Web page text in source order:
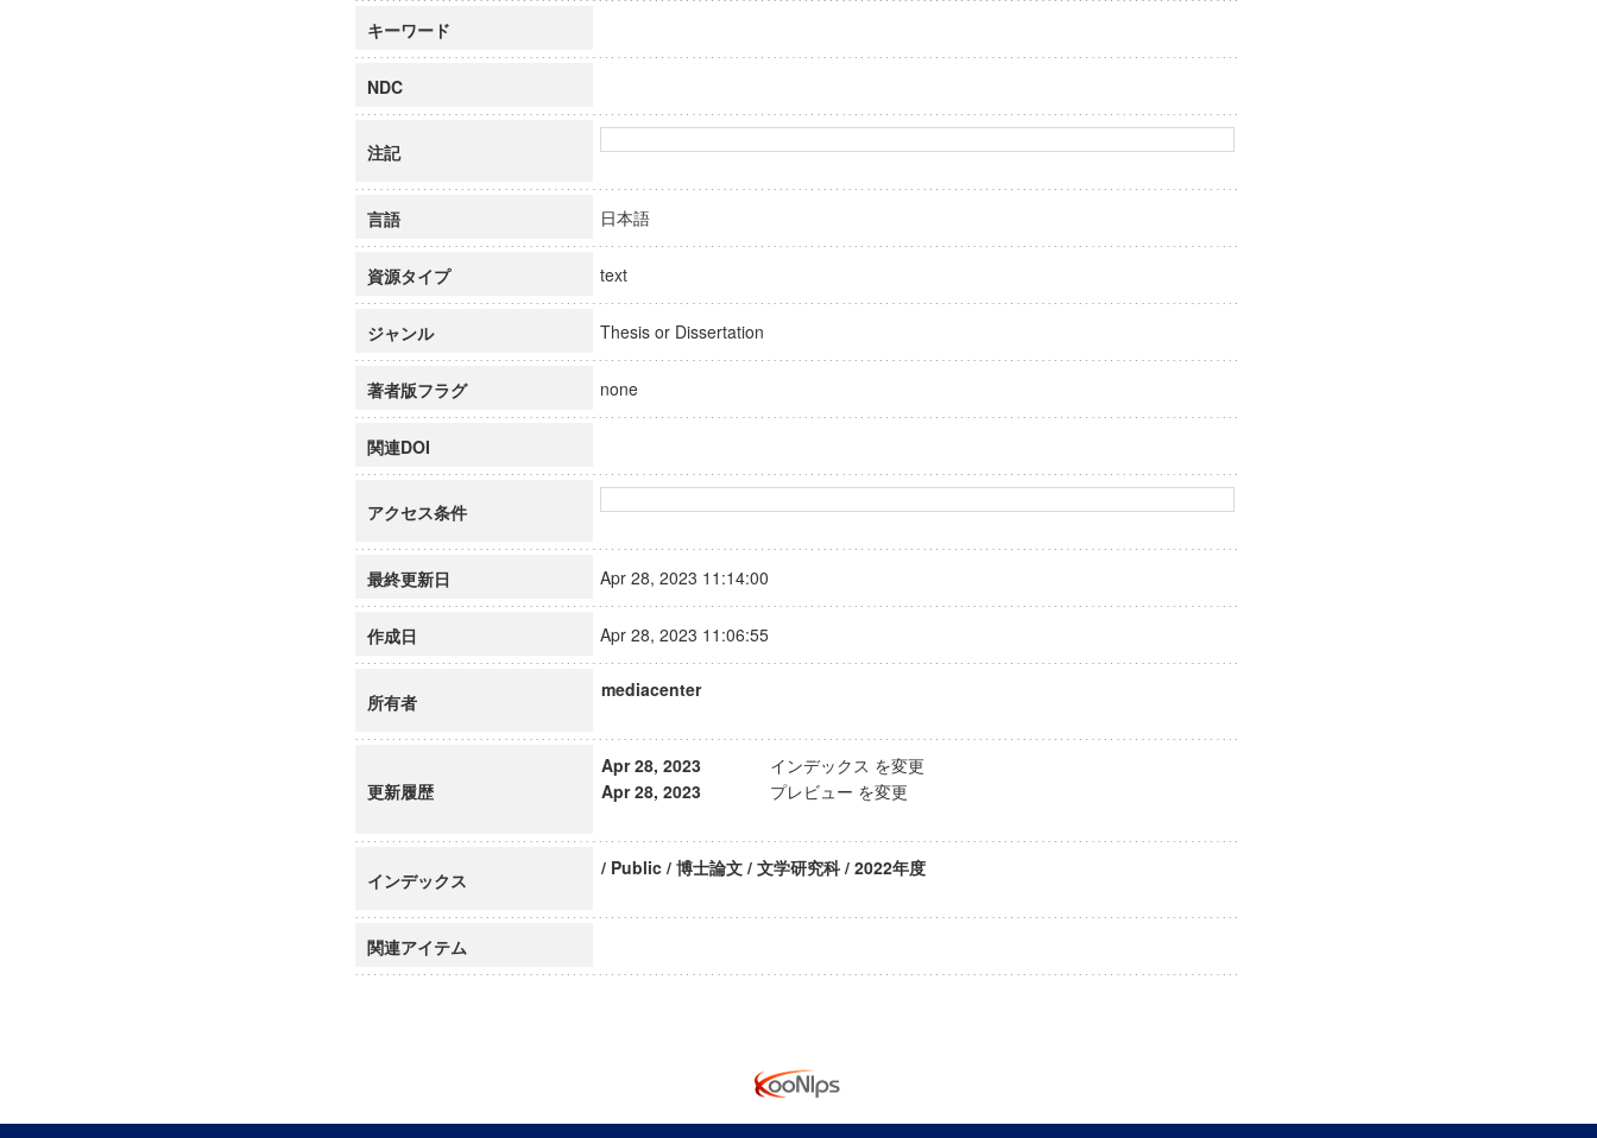
キーワード
NDC
注記
言語 日本語
資源タイプ text
ジャンル Thesis or Dissertation
著者版フラグ none
関連DOI
アクセス条件
最終更新日 Apr 28, 2023 11:14:00
作成日 Apr 28, 2023 11:06:55
所有者
mediacenter
更新履歴
Apr 28, 2023
インデックス を変更
Apr 28, 2023
プレビュー を変更
インデックス
/ Public / 博士論文 / 文学研究科 / 2022年度
関連アイテム